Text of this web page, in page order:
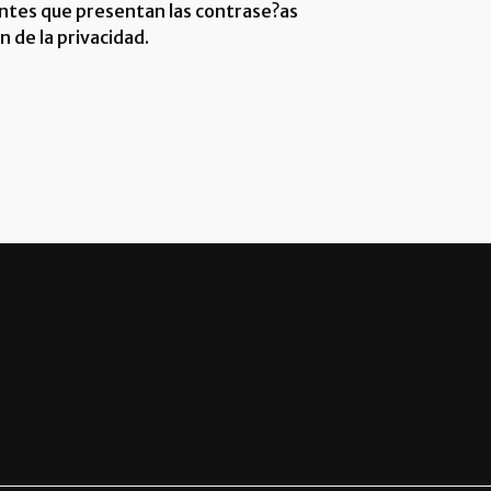
que presentan las contrase?as
de la privacidad.